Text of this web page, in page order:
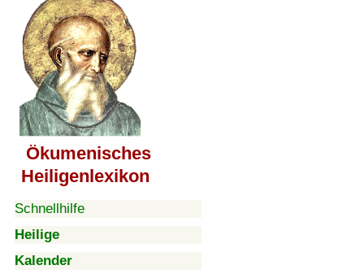
Ökumenisches
Heiligenlexikon
Schnellhilfe
Heilige
Kalender